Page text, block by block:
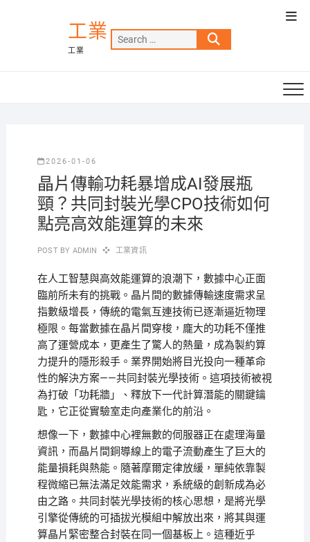
工業
工業
Search
…
2026-01-06
晶片傳輸功耗暴增成AI發展瓶
頸？共同封裝光學CPO技術如何
點亮高效能運算的未來
POST BY ADMIN 工業資訊
在人工智慧與高效能運算的浪潮下，數據中心正面
臨前所未有的挑戰。晶片間的數據傳輸速度需求呈
指數級增長，傳統的電氣互連技術已逐漸逼近物理
極限。每當數據在晶片間穿梭，龐大的功耗不僅推
高了運營成本，更產生了驚人的熱量，成為製約算
力提升的隱形殺手。業界開始將目光投向一種革命
性的解決方案——共同封裝光學技術。這項技術被視
為打破「功耗牆」、釋放下一代計算潛能的關鍵鑰
匙，它正從實驗室走向產業化的前沿。
想像一下，數據中心裡無數的伺服器正在處理海量
資訊，而晶片間銅導線上的電子流動產生了巨大的
能量損耗與熱能。隨著摩爾定律放緩，單純依靠製
程微縮已無法滿足效能需求，系統級的創新成為必
由之路。共同封裝光學技術的核心思想，是將光學
引擎從傳統的可插拔光模組中解放出來，將其與運
算晶片緊密整合封裝在同一個基板上。這種近乎